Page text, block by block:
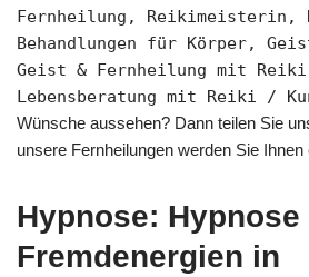
Fernheilung, Reikimeisterin,
Behandlungen für Körper,
Geist & Fernheilung mit
Lebensberatung mit Reiki /
Wünsche aussehen? Dann teilen Sie
unsere Fernheilungen werden Sie Ihnen
Hypnose: Hypnose
Fremdenergien in